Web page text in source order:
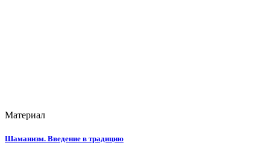
Материал
Шаманизм. Введение в традицию